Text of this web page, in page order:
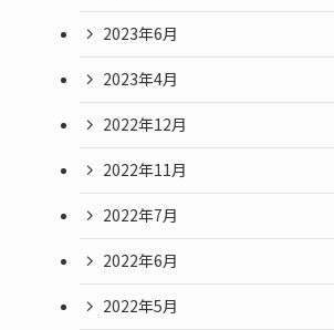
2023年6月
2023年4月
2022年12月
2022年11月
2022年7月
2022年6月
2022年5月